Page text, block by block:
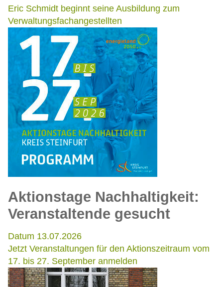
Eric Schmidt beginnt seine Ausbildung zum
Verwaltungsfachangestellten
Aktionstage Nachhaltigkeit:
Veranstaltende gesucht
Datum 13.07.2026
Jetzt Veranstaltungen für den Aktionszeitraum vom
17. bis 27. September anmelden